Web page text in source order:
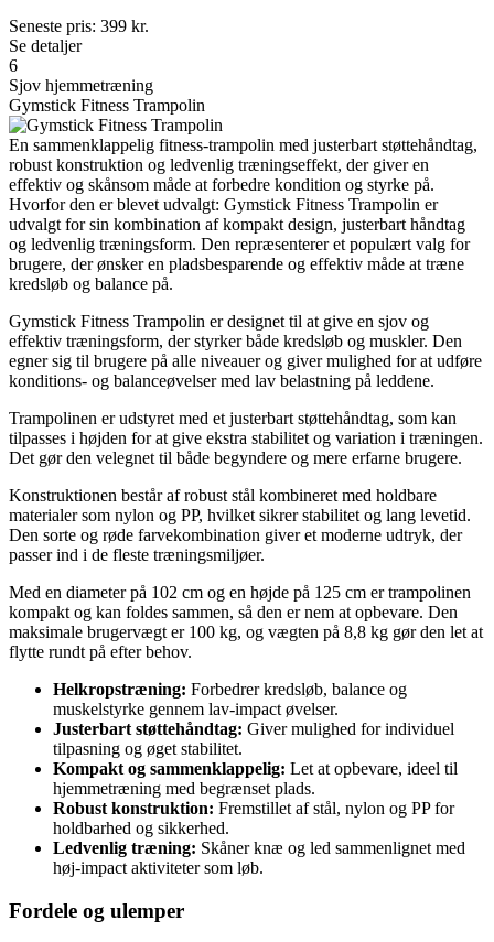
Seneste pris: 399 kr.
Se detaljer
6
Sjov hjemmetræning
Gymstick Fitness Trampolin
En sammenklappelig fitness-trampolin med justerbart støttehåndtag,
robust konstruktion og ledvenlig træningseffekt, der giver en
effektiv og skånsom måde at forbedre kondition og styrke på.
Hvorfor den er blevet udvalgt: Gymstick Fitness Trampolin er
udvalgt for sin kombination af kompakt design, justerbart håndtag
og ledvenlig træningsform. Den repræsenterer et populært valg for
brugere, der ønsker en pladsbesparende og effektiv måde at træne
kredsløb og balance på.
Gymstick Fitness Trampolin er designet til at give en sjov og
effektiv træningsform, der styrker både kredsløb og muskler. Den
egner sig til brugere på alle niveauer og giver mulighed for at udføre
konditions- og balanceøvelser med lav belastning på leddene.
Trampolinen er udstyret med et justerbart støttehåndtag, som kan
tilpasses i højden for at give ekstra stabilitet og variation i træningen.
Det gør den velegnet til både begyndere og mere erfarne brugere.
Konstruktionen består af robust stål kombineret med holdbare
materialer som nylon og PP, hvilket sikrer stabilitet og lang levetid.
Den sorte og røde farvekombination giver et moderne udtryk, der
passer ind i de fleste træningsmiljøer.
Med en diameter på 102 cm og en højde på 125 cm er trampolinen
kompakt og kan foldes sammen, så den er nem at opbevare. Den
maksimale brugervægt er 100 kg, og vægten på 8,8 kg gør den let at
flytte rundt på efter behov.
Helkropstræning: Forbedrer kredsløb, balance og
muskelstyrke gennem lav-impact øvelser.
Justerbart støttehåndtag: Giver mulighed for individuel
tilpasning og øget stabilitet.
Kompakt og sammenklappelig: Let at opbevare, ideel til
hjemmetræning med begrænset plads.
Robust konstruktion: Fremstillet af stål, nylon og PP for
holdbarhed og sikkerhed.
Ledvenlig træning: Skåner knæ og led sammenlignet med
høj-impact aktiviteter som løb.
Fordele og ulemper